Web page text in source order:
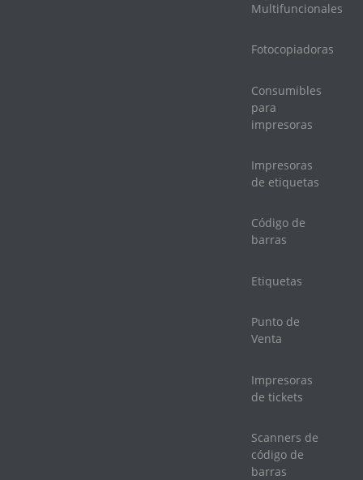
Multifuncionales
Fotocopiadoras
Consumibles
para
impresoras
Impresoras
de etiquetas
Código de
barras
Etiquetas
Punto de
Venta
Impresoras
de tickets
Scanners de
código de
barras